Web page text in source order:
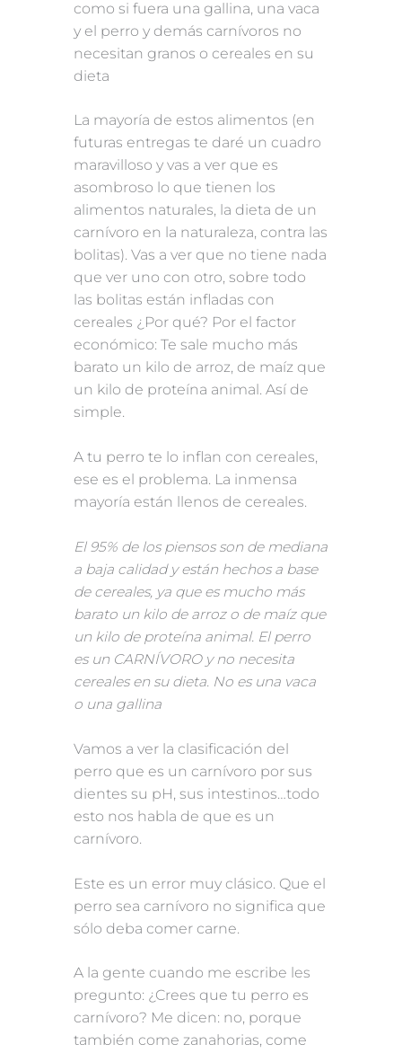
como si fuera una gallina, una vaca
y el perro y demás carnívoros no
necesitan granos o cereales en su
dieta
La mayoría de estos alimentos (en
futuras entregas te daré un cuadro
maravilloso y vas a ver que es
asombroso lo que tienen los
alimentos naturales, la dieta de un
carnívoro en la naturaleza, contra las
bolitas). Vas a ver que no tiene nada
que ver uno con otro, sobre todo
las bolitas están infladas con
cereales ¿Por qué? Por el factor
económico: Te sale mucho más
barato un kilo de arroz, de maíz que
un kilo de proteína animal. Así de
simple.
A tu perro te lo inflan con cereales,
ese es el problema. La inmensa
mayoría están llenos de cereales.
El 95% de los piensos son de mediana
a baja calidad y están hechos a base
de cereales, ya que es mucho más
barato un kilo de arroz o de maíz que
un kilo de proteína animal. El perro
es un CARNÍVORO y no necesita
cereales en su dieta. No es una vaca
o una gallina
Vamos a ver la clasificación del
perro que es un carnívoro por sus
dientes su pH, sus intestinos…todo
esto nos habla de que es un
carnívoro.
Este es un error muy clásico. Que el
perro sea carnívoro no significa que
sólo deba comer carne.
A la gente cuando me escribe les
pregunto: ¿Crees que tu perro es
carnívoro? Me dicen: no, porque
también come zanahorias, come